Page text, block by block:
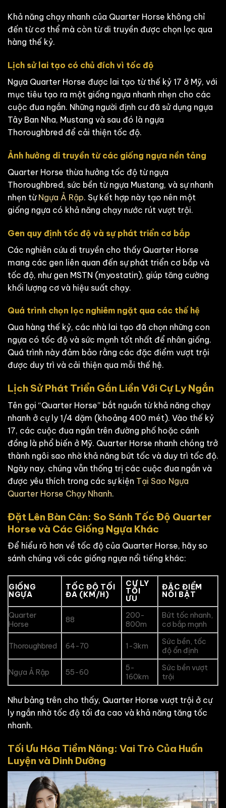
Khả năng chạy nhanh của Quarter Horse không chỉ
đến từ cơ thể mà còn từ di truyền được chọn lọc qua
hàng thế kỷ.
Lịch sử lai tạo có chủ đích vì tốc độ
Ngựa Quarter Horse được lai tạo từ thế kỷ 17 ở Mỹ, với
mục tiêu tạo ra một giống ngựa nhanh nhẹn cho các
cuộc đua ngắn. Những người định cư đã sử dụng ngựa
Tây Ban Nha, Mustang và sau đó là ngựa
Thoroughbred để cải thiện tốc độ.
Ảnh hưởng di truyền từ các giống ngựa nền tảng
Quarter Horse thừa hưởng tốc độ từ ngựa
Thoroughbred, sức bền từ ngựa Mustang, và sự nhanh
nhẹn từ Ngựa Ả Rập. Sự kết hợp này tạo nên một
giống ngựa có khả năng chạy nước rút vượt trội.
Gen quy định tốc độ và sự phát triển cơ bắp
Các nghiên cứu di truyền cho thấy Quarter Horse
mang các gen liên quan đến sự phát triển cơ bắp và
tốc độ, như gen MSTN (myostatin), giúp tăng cường
khối lượng cơ và hiệu suất chạy.
Quá trình chọn lọc nghiêm ngặt qua các thế hệ
Qua hàng thế kỷ, các nhà lai tạo đã chọn những con
ngựa có tốc độ và sức mạnh tốt nhất để nhân giống.
Quá trình này đảm bảo rằng các đặc điểm vượt trội
được duy trì và cải thiện qua mỗi thế hệ.
Lịch Sử Phát Triển Gắn Liền Với Cự Ly Ngắn
Tên gọi “Quarter Horse” bắt nguồn từ khả năng chạy
nhanh ở cự ly 1/4 dặm (khoảng 400 mét). Vào thế kỷ
17, các cuộc đua ngắn trên đường phố hoặc cánh
đồng là phổ biến ở Mỹ. Quarter Horse nhanh chóng trở
thành ngôi sao nhờ khả năng bứt tốc và duy trì tốc độ.
Ngày nay, chúng vẫn thống trị các cuộc đua ngắn và
được yêu thích trong các sự kiện Tại Sao Ngựa
Quarter Horse Chạy Nhanh.
Đặt Lên Bàn Cân: So Sánh Tốc Độ Quarter
Horse và Các Giống Ngựa Khác
Để hiểu rõ hơn về tốc độ của Quarter Horse, hãy so
sánh chúng với các giống ngựa nổi tiếng khác:
GIỐNG
NGỰA
TỐC ĐỘ TỐI
ĐA (KM/H)
CỰ LY
TỐI
ƯU
ĐẶC ĐIỂM
NỔI BẬT
Quarter
Horse
88
200-
800m
Bứt tốc nhanh,
cơ bắp mạnh
Thoroughbred 64-70 1-3km
Sức bền, tốc
độ ổn định
Ngựa Ả Rập 55-60
5-
160km
Sức bền vượt
trội
Như bảng trên cho thấy, Quarter Horse vượt trội ở cự
ly ngắn nhờ tốc độ tối đa cao và khả năng tăng tốc
nhanh.
Tối Ưu Hóa Tiềm Năng: Vai Trò Của Huấn
Luyện và Dinh Dưỡng